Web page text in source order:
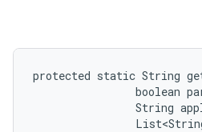
protected static String
boolean
String